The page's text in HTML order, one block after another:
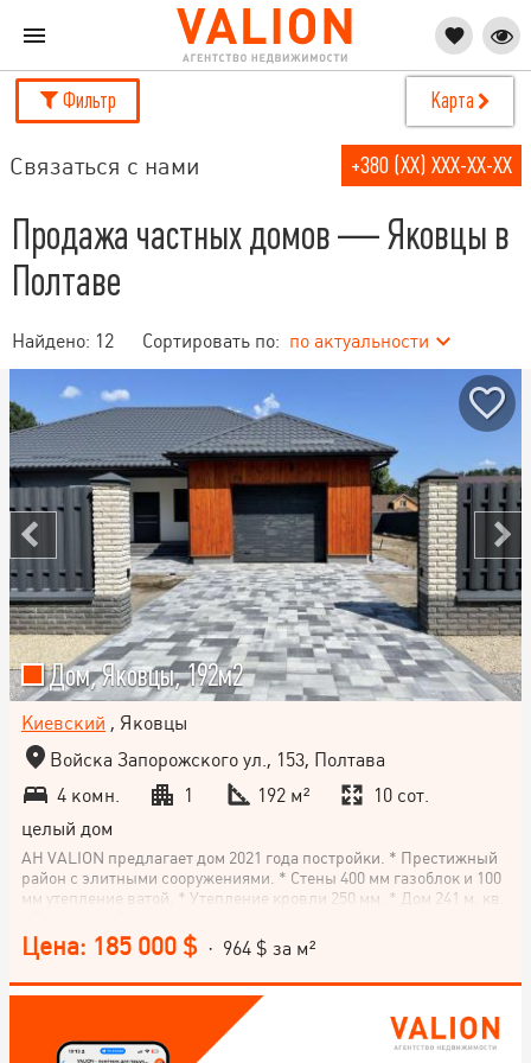
Фильтр Карта
Связаться с нами +380 (XX) XXX-XX-XX
Продажа частных домов — Яковцы в
Полтаве
Найдено: 12 Сортировать по: по актуальности
Дом, Яковцы, 192м2
Киевский , Яковцы
Войска Запорожского ул., 153, Полтава
4 комн.
1 192 м²
10 сот.
целый дом
АН VALION предлагает дом 2021 года постройки. * Престижный
район с элитными сооружениями. * Стены 400 мм газоблок и 100
мм утепление ватой. * Утепление кровли 250 мм. * Дом 241 м. кв.
агентство недвижимости VALION (Полтава, Львов, Ужгород,
Киев, Харьков и еще 5 городов Украины) предлагает сервис
покупки недвижимости. * on-line обзор рынка недвижимости
создает понимание рынка всего за 20-40 минут; * рекомендации
эксперта, как правильно действовать при текущих условиях; *
помощь в принятии решений; * обеспечение легальности
Цена: 185 000 $ · 964 $ за м²